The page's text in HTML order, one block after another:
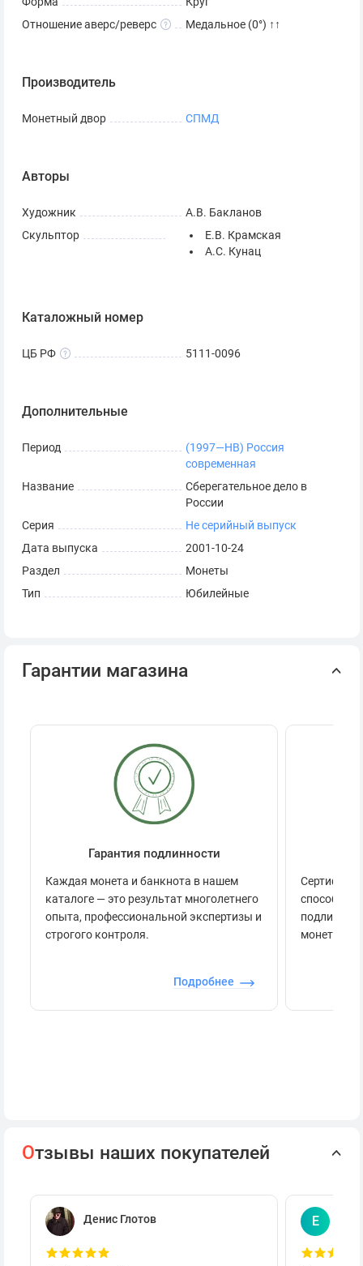
Отношение аверс/реверс
Медальное (0°) ↑↑
Производитель
Монетный двор СПМД
Авторы
Художник
А.В. Бакланов
Скульптор
Е.В. Крамская
А.С. Кунац
Каталожный номер
ЦБ РФ 5111-0096
Дополнительные
Период
(1997—НВ) Россия
современная
Название
Сберегательное дело в
России
Серия
Не серийный выпуск
Дата выпуска
2001-10-24
Раздел
Монеты
Тип
Юбилейные
Гарантии магазина
Гарантия подлинности
Каждая монета и банкнота в нашем
каталоге — это результат многолетнего
опыта, профессиональной экспертизы и
строгого контроля.
Подробнее
способов
монеты.
Отзывы наших покупателей
Денис Глотов Е